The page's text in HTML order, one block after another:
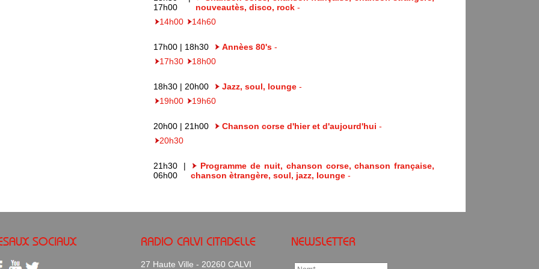
17h00
nouveautès, disco, rock -
14h00
14h60
17h00 | 18h30 Annèes 80's -
17h30
18h00
18h30 | 20h00 Jazz, soul, lounge -
19h00
19h60
20h00 | 21h00 Chanson corse d'hier et d'aujourd'hui -
20h30
21h30 |
06h00
Programme de nuit, chanson corse, chanson française,
chanson ètrangère, soul, jazz, lounge -
SOCIAUX RADIO CALVI CITADELLE
27 Haute Ville - 20260 CALVI
NEWSLETTER